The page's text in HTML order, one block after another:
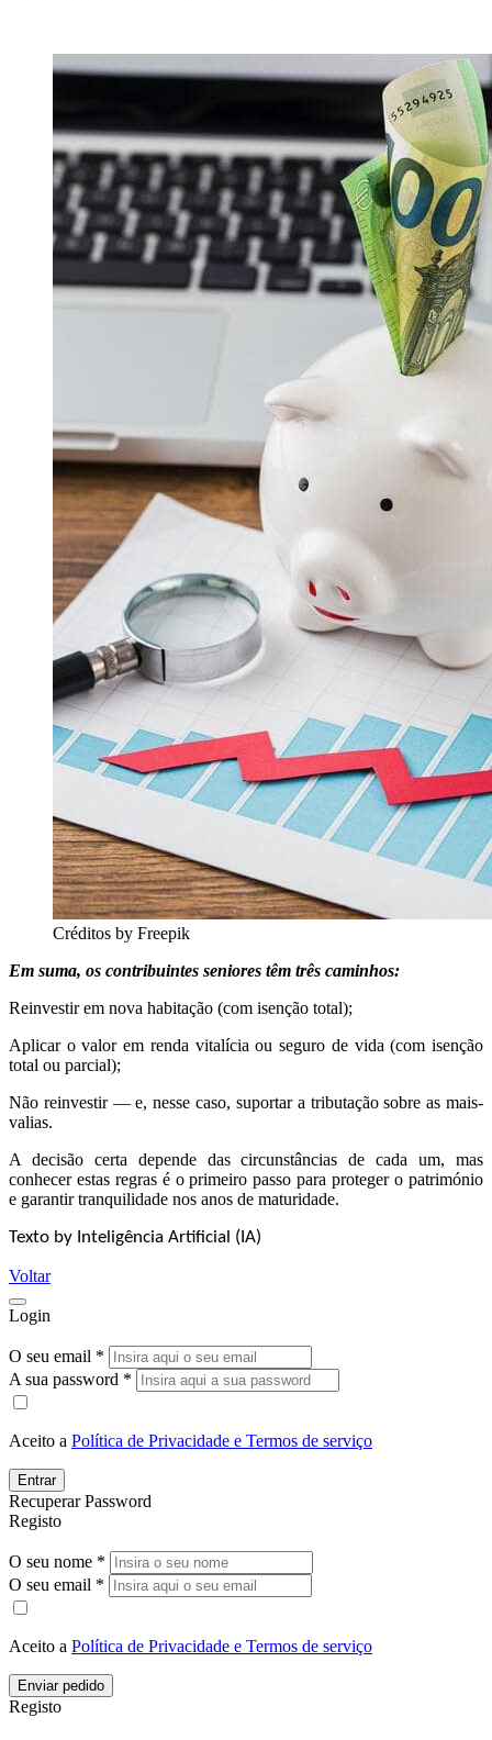
Créditos by Freepik
Em suma, os contribuintes seniores têm três caminhos:
Reinvestir em nova habitação (com isenção total);
Aplicar o valor em renda vitalícia ou seguro de vida (com isenção
total ou parcial);
Não reinvestir — e, nesse caso, suportar a tributação sobre as mais-
valias.
A decisão certa depende das circunstâncias de cada um, mas
conhecer estas regras é o primeiro passo para proteger o património
e garantir tranquilidade nos anos de maturidade.
Texto by Inteligência Artificial (IA)
Voltar
Login
O seu email *
A sua password *
Aceito a Política de Privacidade e Termos de serviço
Entrar
Recuperar Password
Registo
O seu nome *
O seu email *
Aceito a Política de Privacidade e Termos de serviço
Enviar pedido
Registo